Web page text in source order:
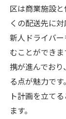
区は商業施設
くの配送先に
新人ドライバ
むことができ
携が進んでお
る点が魅力で
ト計画を立て
ます。